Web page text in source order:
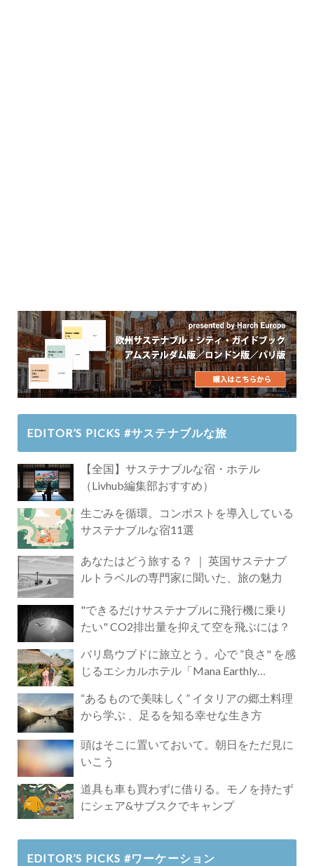
EDITOR’S PICKS #サステナブルな旅
【全国】サステナブルな宿・ホテル
（Livhub編集部おすすめ）
生ごみを循環。コンポストを導入している
サステナブルな宿11選
あなたはどう旅する？ ｜ 英国サステナブ
ルトラベルの専門家に聞いた、旅の魅力
"できるだけサステナブルに飛行機に乗り
たい" CO2排出量を抑えて空を飛ぶには？
バリ島ウブドに旅立とう。心で ”良さ" を感
じるエシカルホテル「Mana Earthly
“あるもので美味しく” イタリアの郷土料理
から学ぶ 、足るを知る幸せな生き方
頭はそこに置いておいて。朝日をただ見に
いこう
道具も車も買わずに借りる。モノを持たず
にシェア&サブスクでキャンプ
EDITOR’S PICKS #ワーケーション